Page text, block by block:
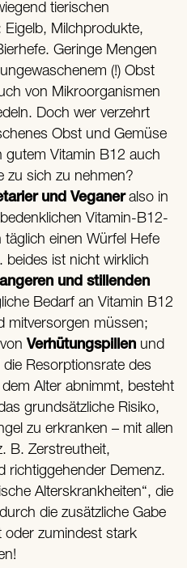
tierischen
Milchprodukte,
Geringe Mengen
(!) Obst
von Mikroorganismen
Doch wer verzehrt
Obst und Gemüse
gutem Vitamin B12 auch
zu sich zu nehmen?
und Veganeralso in
Vitamin-B12-
einen Würfel Hefe
beides ist nicht wirklich
und stillenden
Bedarf an Vitamin B12
mitversorgen müssen;
vonVerhütungspillen und
die Resorptionsrate des
Alter abnimmt, besteht
grundsätzliche Risiko,
zu erkranken – mit allen
B. Zerstreutheit,
richtiggehender Demenz.
Alterskrankheiten“, die
die zusätzliche Gabe
oder zumindest stark